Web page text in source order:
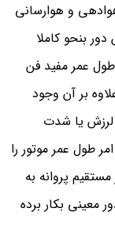
و هوارسانی
بنحو کاملا
عمر مفید فن
بر آن وجود
لرزش یا شدت
طول عمر موتور را
پروانه به
معینی بکار برده